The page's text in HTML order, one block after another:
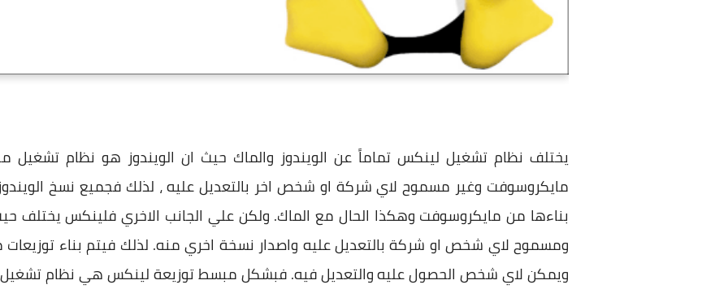
يختلف نظام تشغيل لينكس تماماً عن الويندوز والماك حيث ان الويندوز هو نظام تشغيل
بناءها من مايكروسوفت وهكذا الحال مع الماك. ولكن علي الجانب الاخري فلينكس يختلف
ومسموح لاي شخص او شركة بالتعديل عليه واصدار نسخة اخري منه. لذلك فيتم بناء توزيعات
ويمكن لاي شخص الحصول عليه والتعديل فيه. فبشكل مبسط توزيعة لينكس هي نظام